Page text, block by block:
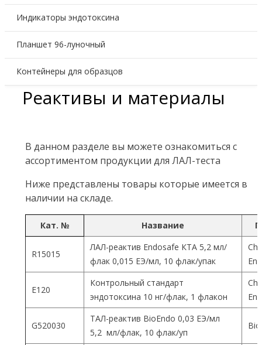
Индикаторы эндотоксина
Планшет 96-луночный
Контейнеры для образцов
Реактивы и материалы
В данном разделе вы можете ознакомиться с
ассортиментом продукции для ЛАЛ-теста
Ниже представлены товары которые имеется в
наличии на складе.
Кат. № Название
R15015
ЛАЛ-реактив Endosafe КТА 5,2 мл/
флак 0,015 ЕЭ/мл, 10 флак/упак
Е120
Контрольный стандарт
эндотоксина 10 нг/флак, 1 флакон
G520030
ТАЛ-реактив BioEndo 0,03 ЕЭ/мл
5,2 мл/флак, 10 флак/уп